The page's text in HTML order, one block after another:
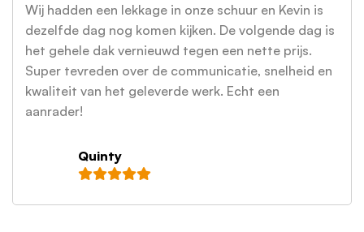
Wij hadden een lekkage in onze schuur en Kevin is
dezelfde dag nog komen kijken. De volgende dag is
het gehele dak vernieuwd tegen een nette prijs.
Super tevreden over de communicatie, snelheid en
kwaliteit van het geleverde werk. Echt een
aanrader!
Quinty